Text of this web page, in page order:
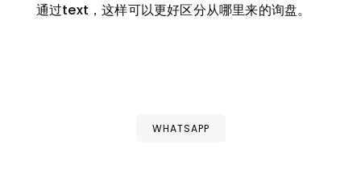
通过text，这样可以更好区分从哪里来的询盘。
WHATSAPP